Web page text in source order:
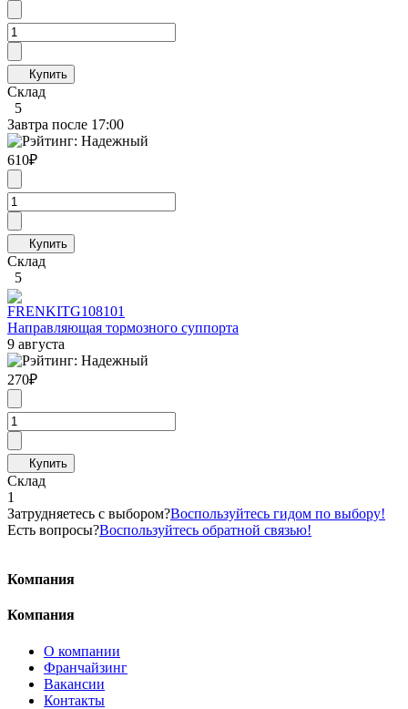
Склад
5
Завтра после 17:00
610₽
Склад
5
FRENKITG108101
Направляющая тормозного суппорта
9 августа
270₽
Склад
1
Затрудняетесь с выбором?Воспользуйтесь гидом по выбору!
Есть вопросы?Воспользуйтесь обратной связью!
Компания
Компания
О компании
Франчайзинг
Вакансии
Контакты